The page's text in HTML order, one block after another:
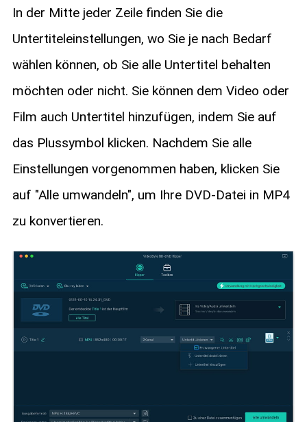
In der Mitte jeder Zeile finden Sie die
Untertiteleinstellungen, wo Sie je nach Bedarf
wählen können, ob Sie alle Untertitel behalten
möchten oder nicht. Sie können dem Video oder
Film auch Untertitel hinzufügen, indem Sie auf
das Plussymbol klicken. Nachdem Sie alle
Einstellungen vorgenommen haben, klicken Sie
auf "Alle umwandeln", um Ihre DVD-Datei in MP4
zu konvertieren.